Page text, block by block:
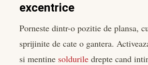
excentrice
Porneste dintr-o pozitie de plansa,
sprijinite de cate o gantera.
si mentine soldurile drepte cand